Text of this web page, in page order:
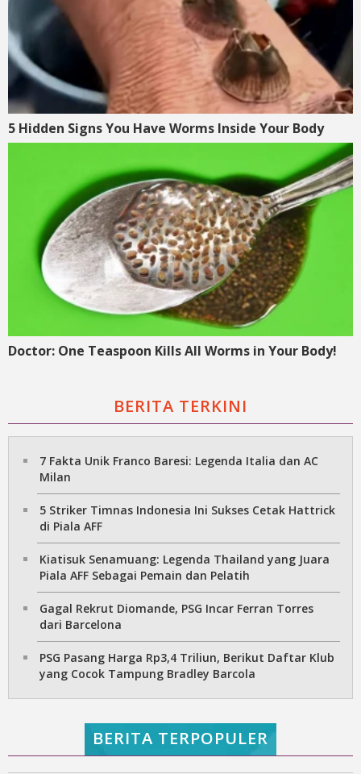
5 Hidden Signs You Have Worms Inside Your Body
Doctor: One Teaspoon Kills All Worms in Your Body!
BERITA TERKINI
7 Fakta Unik Franco Baresi: Legenda Italia dan AC
Milan
5 Striker Timnas Indonesia Ini Sukses Cetak Hattrick
di Piala AFF
Kiatisuk Senamuang: Legenda Thailand yang Juara
Piala AFF Sebagai Pemain dan Pelatih
Gagal Rekrut Diomande, PSG Incar Ferran Torres
dari Barcelona
PSG Pasang Harga Rp3,4 Triliun, Berikut Daftar Klub
yang Cocok Tampung Bradley Barcola
BERITA TERPOPULER